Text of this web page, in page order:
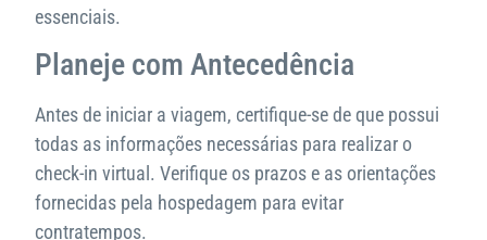
essenciais.
Planeje com Antecedência
Antes de iniciar a viagem, certifique-se de que possui
todas as informações necessárias para realizar o
check-in virtual. Verifique os prazos e as orientações
fornecidas pela hospedagem para evitar
contratempos.